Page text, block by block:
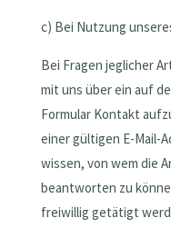
c) Bei Nutzung
Bei Fragen jeglicher
mit uns über ein auf
Formular Kontakt
einer gültigen E-Mail-
wissen, von wem die
beantworten zu
freiwillig getätigt